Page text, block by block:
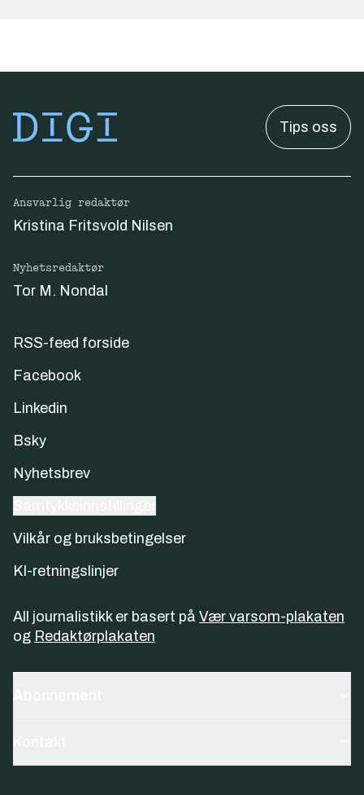
Tips oss
Ansvarlig redaktør
Kristina Fritsvold Nilsen
Nyhetsredaktør
Tor M. Nondal
RSS-feed forside
Facebook
Linkedin
Bsky
Nyhetsbrev
Vilkår og bruksbetingelser
KI-retningslinjer
All journalistikk er basert på Vær varsom-plakaten
og Redaktørplakaten